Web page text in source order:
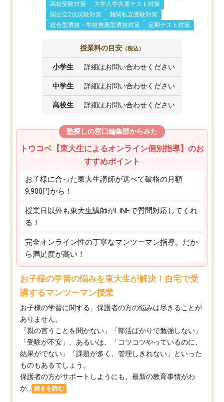
高校受験対策
大学入学共通テスト対策
国公立2次試験対策
難関私立受験対策
総合型選抜・学校推薦型選抜対策
定期テスト対策
授業料の目安 （税込）
小学生 詳細はお問い合わせください
中学生 詳細はお問い合わせください
高校生 詳細はお問い合わせください
塾探しの窓口編集部からみた
トウコベ【東大生によるオンライン個別指導】のお
すすめポイント
お子様に合った東大生講師が選べて破格の月額
9,900円から！
授業日以外も東大生講師がLINEで質問対応してくれ
る！
完全オンライン性の丁寧なマンツーマン指導。だか
ら満足度が高い！
お子様の学習の悩みを東大生が解決！自宅で受
講するマンツーマン授業
お子様の学習に関する、保護者の方の悩みは尽きることが
ありません。
「親の言うことを聞かない」「部活ばかりで勉強しない」
「受験が不安」、あるいは、「コツコツやっているのに、
結果がでない」「課題が多く、管理しきれない」といった
ものもあるでしょう。
保護者の方がサポートしようにも、最新の教育事情がわ
か...
続きを読む